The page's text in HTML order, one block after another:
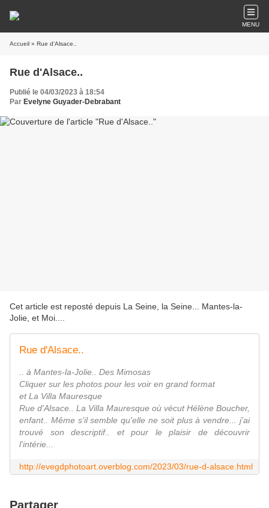
MENU
Accueil » Rue d'Alsace..
Rue d'Alsace..
Publié le 04/03/2023 à 18:54
Par Evelyne Guyader-Debrabant
Cet article est reposté depuis La Seine, la Seine... Mantes-la-
Jolie, et Moi...
Rue d'Alsace..
.. à Mantes-la-Jolie.. Des Mimosas
Cliquer sur les photos pour les voir en grand format
et La Villa Mauresque
Rue d'Alsace.. La Villa Mauresque où vécut Hélène Boucher,
enfant.. Même s'il semble qu'elle ne soit plus à vendre... j'ai
trouvé son descriptif.. et pour le plaisir de découvrir
l'intérie...
http://evegdphotoart.overblog.com/2023/03/rue-d-alsace.html
Partager